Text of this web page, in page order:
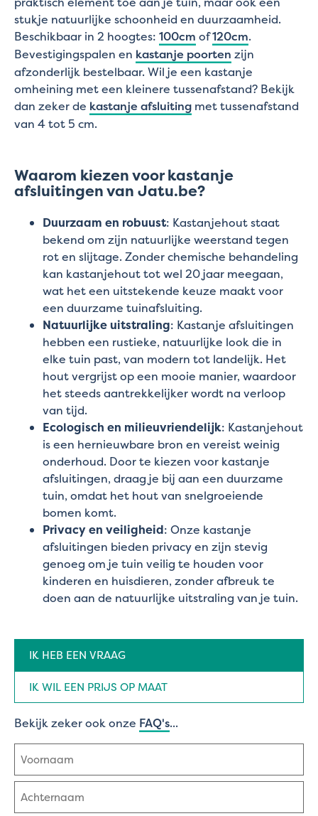
stukje natuurlijke schoonheid en duurzaamheid.
Beschikbaar in 2 hoogtes: 100cm of120cm.
Bevestigingspalen en kastanje poorten zijn
afzonderlijk bestelbaar. Wil je een kastanje
omheining met een kleinere tussenafstand? Bekijk
dan zeker de kastanje afsluiting met tussenafstand
van 4 tot 5 cm.
Waarom kiezen voor kastanje
afsluitingen van Jatu.be?
Duurzaam en robuust: Kastanjehout staat
bekend om zijn natuurlijke weerstand tegen
rot en slijtage. Zonder chemische behandeling
kan kastanjehout tot wel 20 jaar meegaan,
wat het een uitstekende keuze maakt voor
een duurzame tuinafsluiting.
Natuurlijke uitstraling: Kastanje afsluitingen
hebben een rustieke, natuurlijke look die in
elke tuin past, van modern tot landelijk. Het
hout vergrijst op een mooie manier, waardoor
het steeds aantrekkelijker wordt na verloop
van tijd.
Ecologisch en milieuvriendelijk: Kastanjehout
is een hernieuwbare bron en vereist weinig
onderhoud. Door te kiezen voor kastanje
afsluitingen, draag je bij aan een duurzame
tuin, omdat het hout van snelgroeiende
bomen komt.
Privacy en veiligheid: Onze kastanje
afsluitingen bieden privacy en zijn stevig
genoeg om je tuin veilig te houden voor
kinderen en huisdieren, zonder afbreuk te
doen aan de natuurlijke uitstraling van je tuin.
type
(Vereist)
IK HEB EEN VRAAG
IK WIL EEN PRIJS OP MAAT
Bekijk zeker ook onze FAQ's...
Naam
(Vereist)
Voornaam